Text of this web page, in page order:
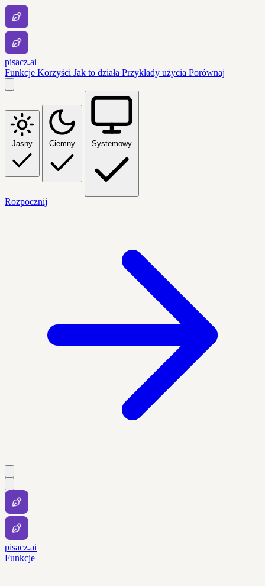
pisacz.ai
Funkcje Korzyści Jak to działa Przykłady użycia Porównaj
Jasny Ciemny Systemowy
Rozpocznij
pisacz.ai
Funkcje